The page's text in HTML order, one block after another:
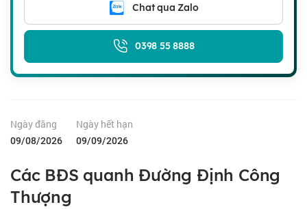
Chat qua Zalo
0398 55 8888
Ngày đăng
09/08/2026
Ngày hết hạn
09/09/2026
Các BĐS quanh Đường Định Công
Thượng